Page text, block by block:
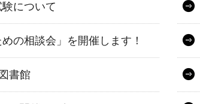
について
の相談会」を開催します！
書館